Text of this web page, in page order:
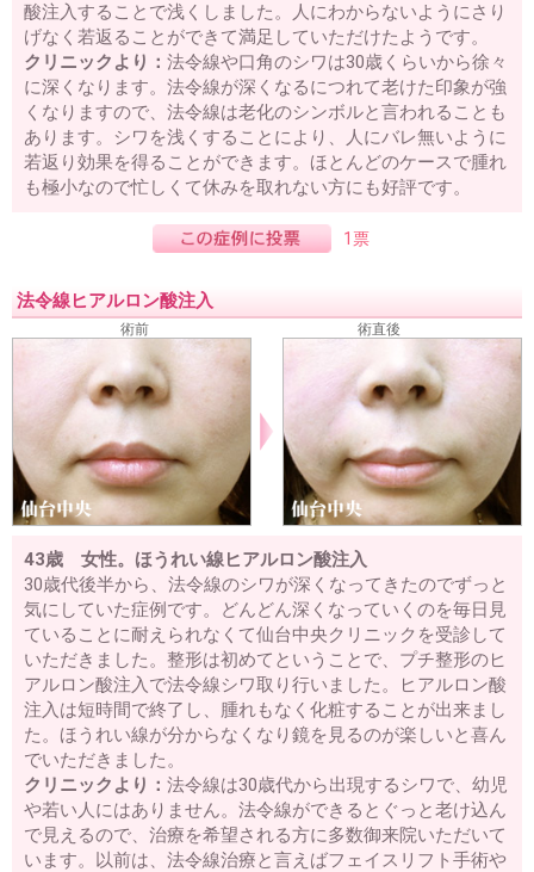
酸注入することで浅くしました。人にわからないようにさり
げなく若返ることができて満足していただけたようです。
クリニックより： 法令線や口角のシワは30歳くらいから徐々
に深くなります。法令線が深くなるにつれて老けた印象が強
くなりますので、法令線は老化のシンボルと言われることも
あります。シワを浅くすることにより、人にバレ無いように
若返り効果を得ることができます。ほとんどのケースで腫れ
も極小なので忙しくて休みを取れない方にも好評です。
1票
法令線ヒアルロン酸注入
術前 術直後
43歳 女性。ほうれい線ヒアルロン酸注入
30歳代後半から、法令線のシワが深くなってきたのでずっと
気にしていた症例です。どんどん深くなっていくのを毎日見
ていることに耐えられなくて仙台中央クリニックを受診して
いただきました。整形は初めてということで、プチ整形のヒ
アルロン酸注入で法令線シワ取り行いました。ヒアルロン酸
注入は短時間で終了し、腫れもなく化粧することが出来まし
た。ほうれい線が分からなくなり鏡を見るのが楽しいと喜ん
でいただきました。
クリニックより： 法令線は30歳代から出現するシワで、幼児
や若い人にはありません。法令線ができるとぐっと老け込ん
で見えるので、治療を希望される方に多数御来院いただいて
います。以前は、法令線治療と言えばフェイスリフト手術や